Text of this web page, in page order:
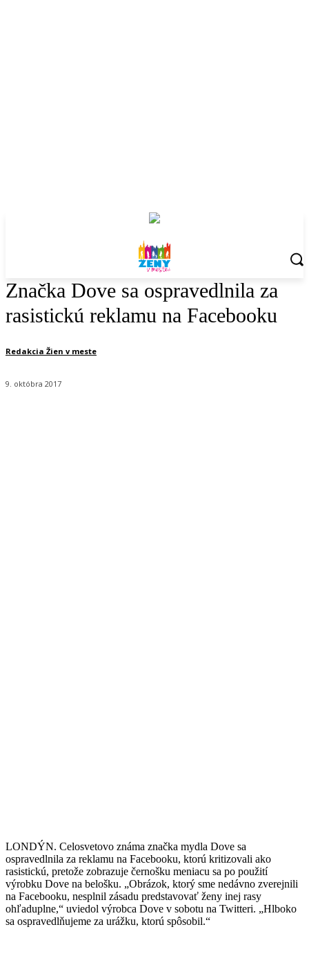
Značka Dove sa ospravedlnila za
rasistickú reklamu na Facebooku
Redakcia Žien v meste
9. októbra 2017
LONDÝN. Celosvetovo známa značka mydla Dove sa
ospravedlnila za reklamu na Facebooku, ktorú kritizovali ako
rasistickú, pretože zobrazuje černošku meniacu sa po použití
výrobku Dove na belošku. „Obrázok, ktorý sme nedávno zverejnili
na Facebooku, nesplnil zásadu predstavovať ženy inej rasy
ohľaduplne,“ uviedol výrobca Dove v sobotu na Twitteri. „Hlboko
sa ospravedlňujeme za urážku, ktorú spôsobil.“